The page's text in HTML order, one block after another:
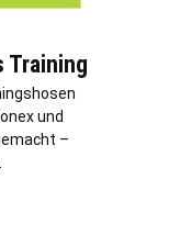
Training
und
–